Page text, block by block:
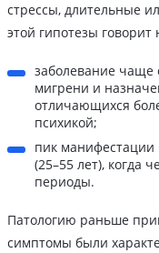
стрессы, длительные
этой гипотезы говорит
заболевание чаще
мигрени и
отличающихся
психикой;
пик манифестации
(25–55 лет), когда
периоды.
Патологию раньше
симптомы были